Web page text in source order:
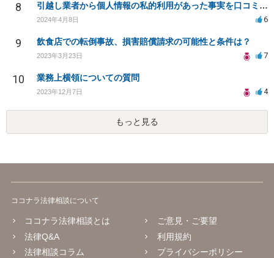
8 引越し業者から個人情報の私的利用があった事実を口コミに投稿するのは名誉毀損に該当しますか？
2024年4月8日 6
9 飲食店での転倒事故、損害賠償請求の可能性と条件は？
2023年3月23日 7
10 業務上横領についての質問
2023年12月7日 4
もっと見る
ココナラ法律相談について
ココナラ法律相談とは
法律Q&A
法律相談コラム
ご意見・ご要望
利用規約
プライバシーポリシー